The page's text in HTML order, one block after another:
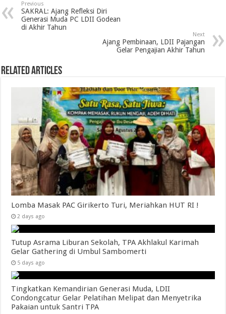
Previous
SAKRAL: Ajang Refleksi Diri
Generasi Muda PC LDII Godean
di Akhir Tahun
Next
Ajang Pembinaan, LDII Pajangan
Gelar Pengajian Akhir Tahun
Related Articles
Lomba Masak PAC Girikerto Turi, Meriahkan HUT RI !
2 days ago
Tutup Asrama Liburan Sekolah, TPA Akhlakul Karimah
Gelar Gathering di Umbul Sambomerti
5 days ago
Tingkatkan Kemandirian Generasi Muda, LDII
Condongcatur Gelar Pelatihan Melipat dan Menyetrika
Pakaian untuk Santri TPA